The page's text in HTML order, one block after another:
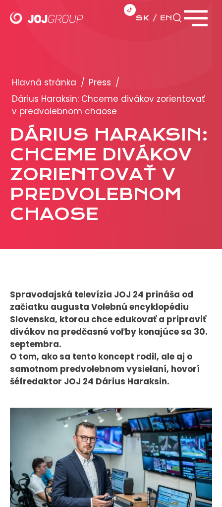
SK EN
Brandy
Produkty
PRODUKCIA
REKLAMA
Viac o reklamných formátoch
Obchodné podmienky
Prezentácia 2026
Kariéra
PRESS
Tlačové správy
B2B Rozhovory
KONTAKT
Hlavná stránka / Press /
Dárius Haraksin: Chceme divákov zorientovať
v predvolebnom chaose
DÁRIUS HARAKSIN:
CHCEME DIVÁKOV
ZORIENTOVAŤ V
PREDVOLEBNOM
CHAOSE
Spravodajská televízia JOJ 24 prináša od
začiatku augusta Volebnú encyklopédiu
Slovenska, ktorou chce edukovať a pripraviť
divákov na predčasné voľby konajúce sa 30.
septembra.
O tom, ako sa tento koncept rodil, ale aj o
samotnom predvolebnom vysielaní, hovorí
šéfredaktor JOJ 24 Dárius Haraksin.